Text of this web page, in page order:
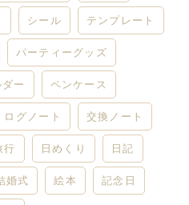
シール テンプレート
パーティーグッズ
ー ペンケース
ログノート 交換ノート
行 日めくり 日記
婚式 絵本 記念日